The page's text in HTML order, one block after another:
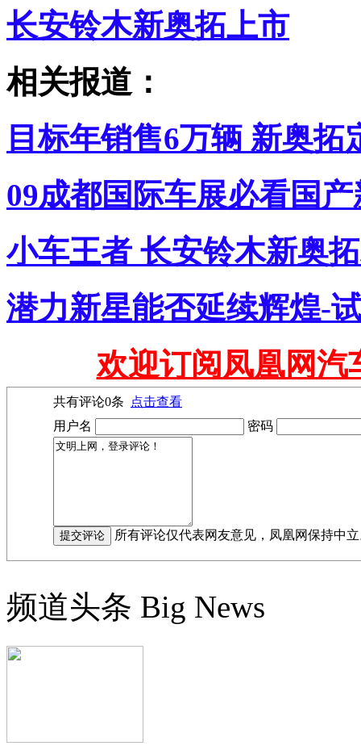
长安铃木新奥拓上市
相关报道：
目标年销售6万辆 新奥拓
09成都国际车展必看国
小车王者 长安铃木新奥
潜力新星能否延续辉煌-
欢迎订阅凤凰网汽
共有评论0条
点击查看
用户名
密码
所有评论仅代表网友意见，凤凰网保持中
频道头条 Big News